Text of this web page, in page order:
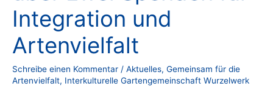
Integration und
Artenvielfalt
Schreibe einen Kommentar / Aktuelles, Gemeinsam für die
Artenvielfalt, Interkulturelle Gartengemeinschaft Wurzelwerk